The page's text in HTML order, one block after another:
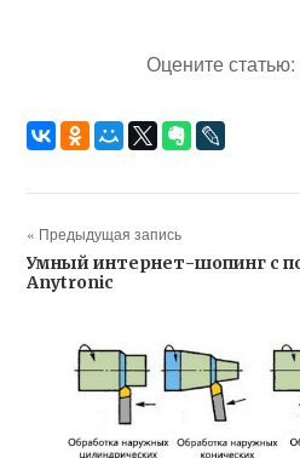
Оцените статью:
« Предыдущая запись
Умный интернет-шопинг с
Anytronic